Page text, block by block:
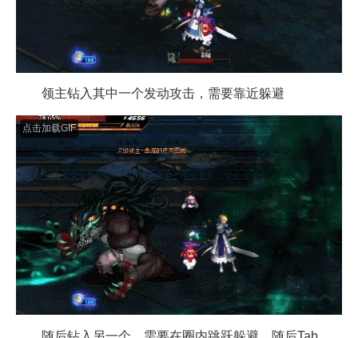
领主钻入其中一个发动攻击，需要靠近躲避
点击加载GIF